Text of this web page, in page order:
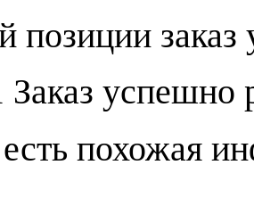
позиции
Заказ
похожая